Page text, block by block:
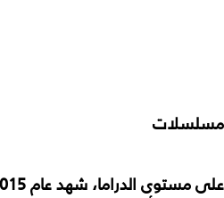
مسلسلات
علىمستوى الدراما، شهدعام